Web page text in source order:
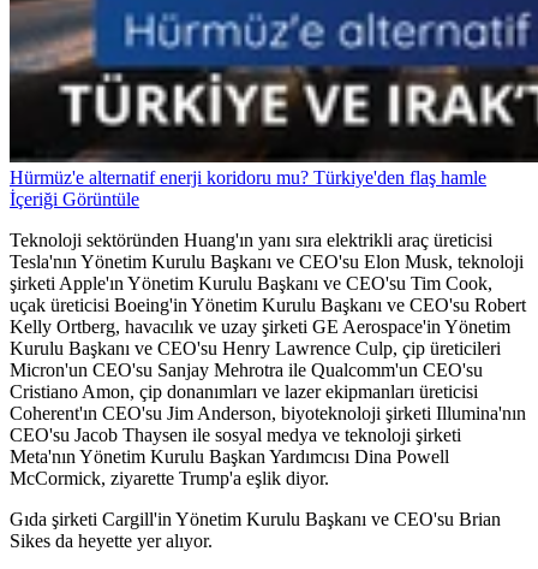
Hürmüz'e alternatif enerji koridoru mu? Türkiye'den flaş hamle
İçeriği Görüntüle
Teknoloji sektöründen Huang'ın yanı sıra elektrikli araç üreticisi
Tesla'nın Yönetim Kurulu Başkanı ve CEO'su Elon Musk, teknoloji
şirketi Apple'ın Yönetim Kurulu Başkanı ve CEO'su Tim Cook,
uçak üreticisi Boeing'in Yönetim Kurulu Başkanı ve CEO'su Robert
Kelly Ortberg, havacılık ve uzay şirketi GE Aerospace'in Yönetim
Kurulu Başkanı ve CEO'su Henry Lawrence Culp, çip üreticileri
Micron'un CEO'su Sanjay Mehrotra ile Qualcomm'un CEO'su
Cristiano Amon, çip donanımları ve lazer ekipmanları üreticisi
Coherent'ın CEO'su Jim Anderson, biyoteknoloji şirketi Illumina'nın
CEO'su Jacob Thaysen ile sosyal medya ve teknoloji şirketi
Meta'nın Yönetim Kurulu Başkan Yardımcısı Dina Powell
McCormick, ziyarette Trump'a eşlik diyor.
Gıda şirketi Cargill'in Yönetim Kurulu Başkanı ve CEO'su Brian
Sikes da heyette yer alıyor.